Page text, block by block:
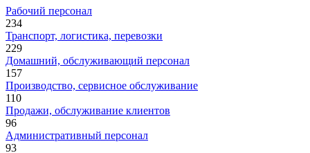
Рабочий персонал
234
Транспорт, логистика, перевозки
229
Домашний, обслуживающий персонал
157
Производство, сервисное обслуживание
110
Продажи, обслуживание клиентов
96
Административный персонал
93